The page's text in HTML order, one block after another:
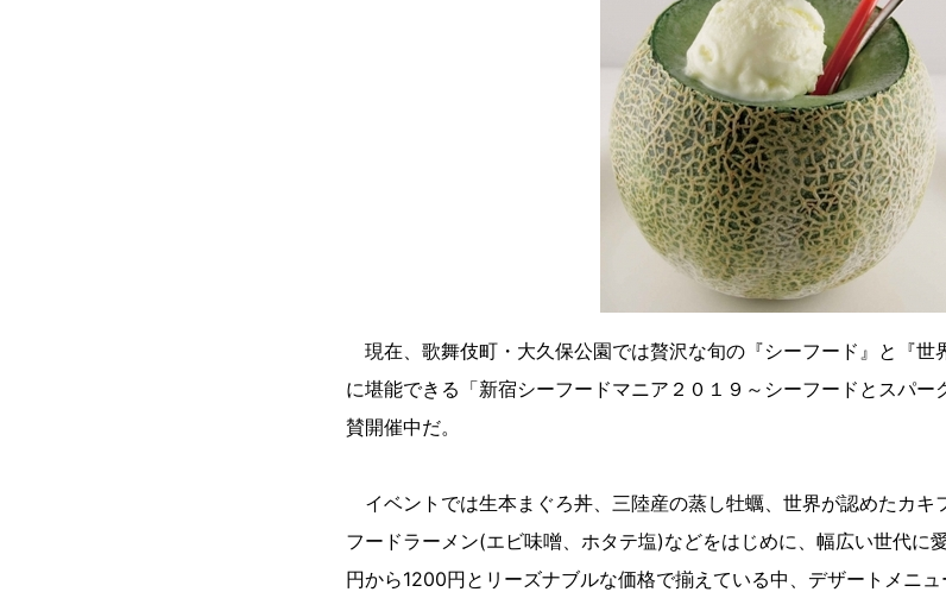
現在、歌舞伎町・大久保公園では贅沢な旬の『シーフード』と『世
に堪能できる「新宿シーフードマニア２０１９～シーフードとスパ
賛開催中だ。
イベントでは生本まぐろ丼、三陸産の蒸し牡蠣、世界が認めたカキ
フードラーメン(エビ味噌、ホタテ塩)などをはじめに、幅広い世代に
円から1200円とリーズナブルな価格で揃えている中、デザートメニュ